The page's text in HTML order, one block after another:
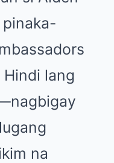
pinaka-
Hindi lang
na